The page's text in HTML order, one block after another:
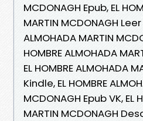
MCDONAGH Epub, EL
MARTIN MCDONAGH
ALMOHADA MARTIN
HOMBRE ALMOHADA
EL HOMBRE ALMOHADA
Kindle, EL HOMBRE
MCDONAGH Epub VK, EL
MARTIN MCDONAGH